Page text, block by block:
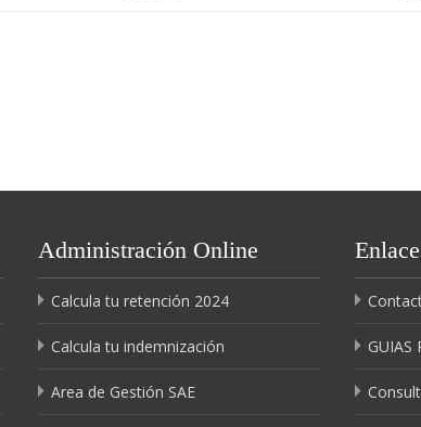
Administración Online
Calcula tu retención 2024
Calcula tu indemnización
Area de Gestión SAE
GUIAS